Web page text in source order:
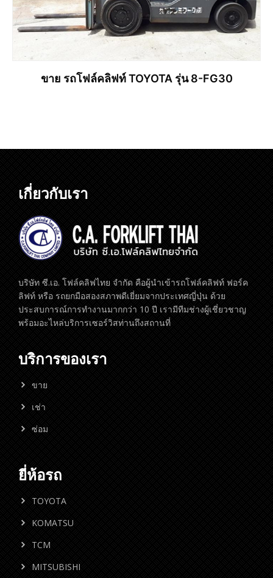
ขาย รถโฟล์คลิฟท์ TOYOTA รุ่น 8-FG30
เกี่ยวกับเรา
บริษัท ซี.เอ. โฟล์คลิฟไทย จำกัด คือผู้นำเข้ารถโฟล์คลิฟท์ ฟอร์ค
ลิฟท์ หรือ รถยกมือสองสภาพดีเยี่ยมจากประเทศญี่ปุ่น ด้วย
ประสบการณ์การทำงานมากกว่า 10 ปี เรามีทีมช่างผู้เชี่ยวชาญ
พร้อมอะไหล่บริการเซอร์วิสท่านถึงสถานที่
บริการของเรา
ขาย
เช่า
ซ่อม
ยี่ห้อรถ
TOYOTA
KOMATSU
TCM
MITSUBISHI